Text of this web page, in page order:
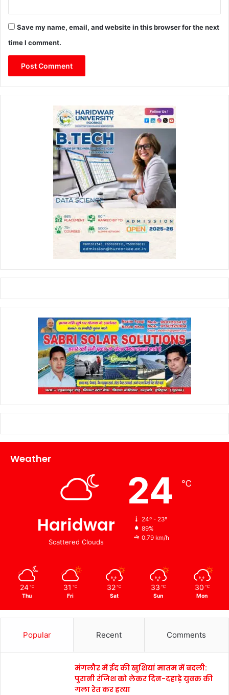
Save my name, email, and website in this browser for the next
time I comment.
Weather
Haridwar
Scattered Clouds
24 ℃
24º - 23º
89%
0.79 km/h
24 ℃
Thu
31 ℃
Fri
32 ℃
Sat
33 ℃
Sun
30 ℃
Mon
Popular Recent Comments
मंगलौर में ईद की खुशियां मातम में बदली:
पुरानी रंजिश को लेकर दिन-दहाड़े युवक की
गला रेत कर हत्या